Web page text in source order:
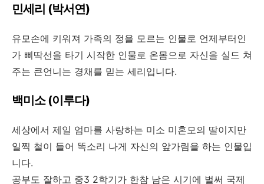
민세리 (박서연)
유모손에 키워져 가족의 정을 모르는 인물로 언제부터인
가 삐딱선을 타기 시작한 인물로 온몸으로 자신을 실드 쳐
주는 큰언니는 경채를 믿는 세리입니다.
백미소 (이루다)
세상에서 제일 엄마를 사랑하는 미소 미혼모의 딸이지만
일찍 철이 들어 똑소리 나게 자신의 앞가림을 하는 인물입
니다.
공부도 잘하고 중3 2학기가 한참 남은 시기에 벌써 국제